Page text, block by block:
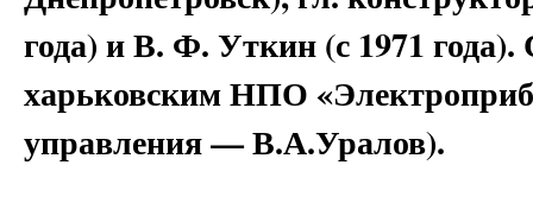
года) и В. Ф. Уткин (с 1971
харьковским НПО
управления — В.А.Уралов).